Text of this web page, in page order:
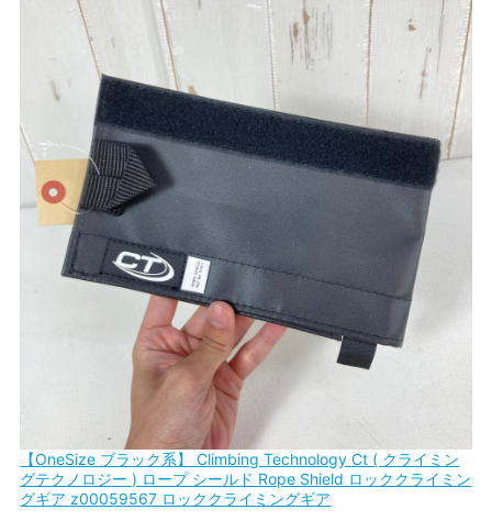
【OneSize ブラック系】 Climbing Technology Ct ( クライミン
グテクノロジー ) ロープ シールド Rope Shield ロッククライミン
グギア z00059567 ロッククライミングギア